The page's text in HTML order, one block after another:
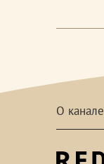
О канале